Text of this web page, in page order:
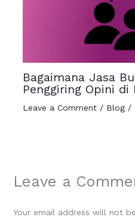
Bagaimana Jasa
Penggiring Opini
Leave a Comment / Blog/
Leave a
Your email address will not